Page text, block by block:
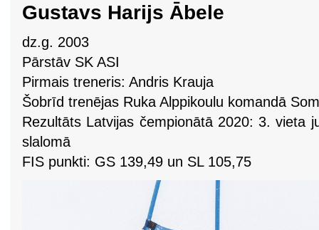
Gustavs Harijs Ābele
dz.g. 2003
Pārstāv SK ASI
Pirmais treneris: Andris Krauja
Šobrīd trenējas Ruka Alppikoulu komandā
Rezultāts Latvijas čempionātā 2020: 3. vieta
slalomā
FIS punkti: GS 139,49 un SL 105,75